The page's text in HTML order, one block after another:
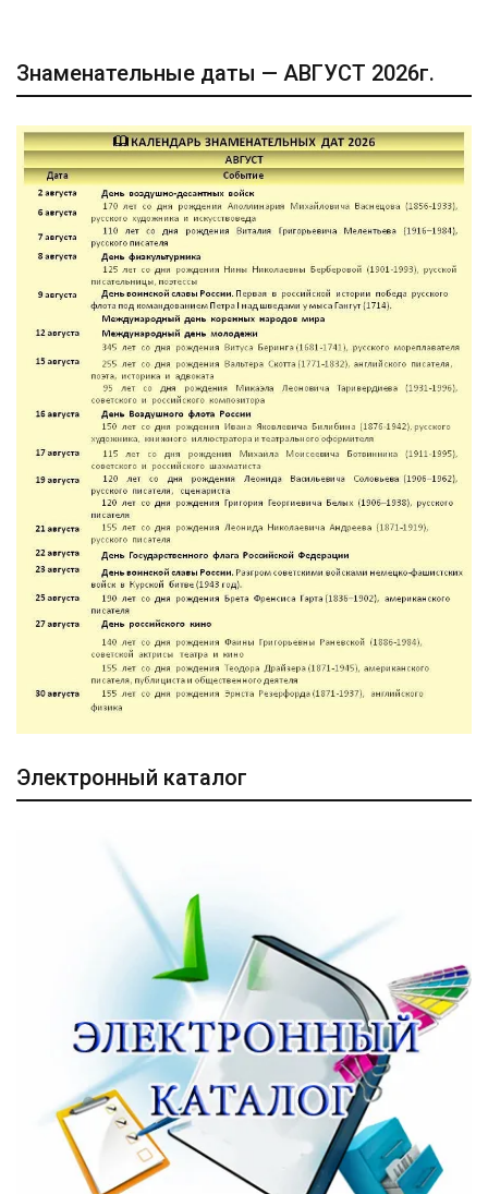
Знаменательные даты — АВГУСТ 2026г.
Электронный каталог